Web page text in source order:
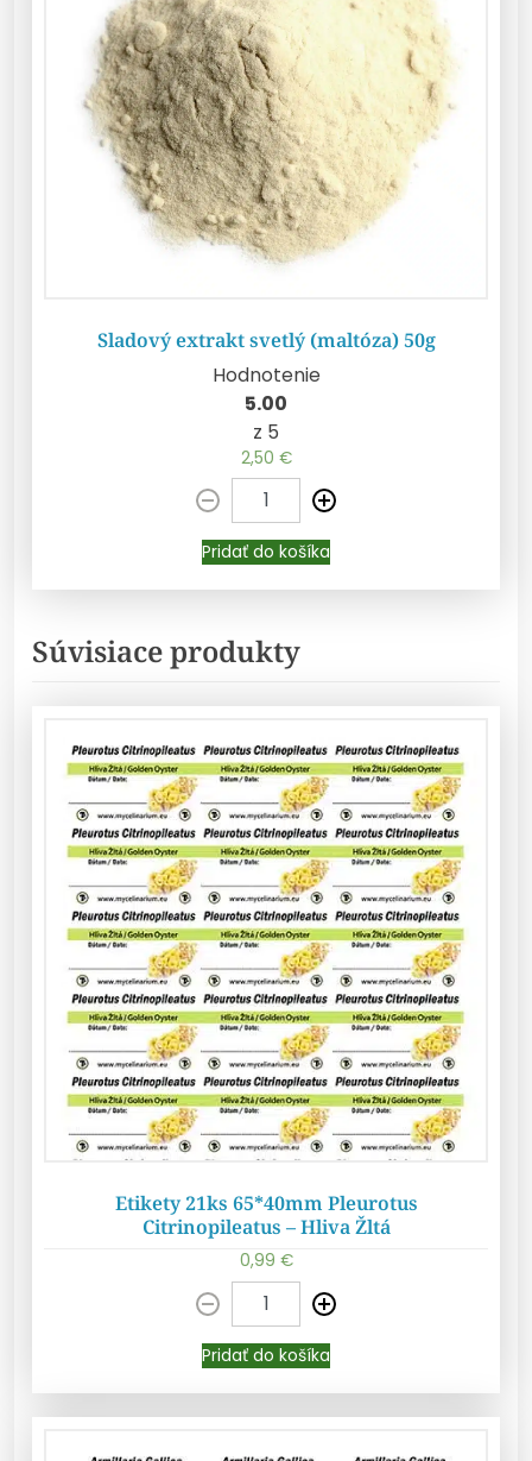
Pridať do košíka
Sladový extrakt svetlý (maltóza) 50g
Hodnotenie
5.00
z 5
2,50 €
Pridať do košíka
Súvisiace produkty
Pridať do košíka
Etikety 21ks 65*40mm Pleurotus
Citrinopileatus – Hliva Žltá
0,99 €
Pridať do košíka